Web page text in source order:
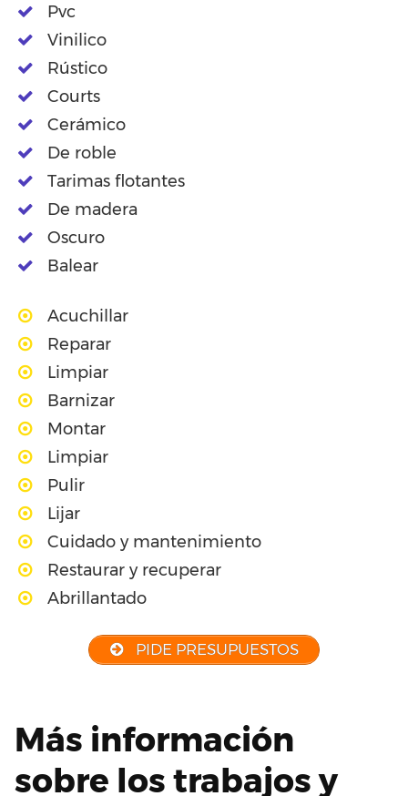
Pvc
Vinilico
Rústico
Courts
Cerámico
De roble
Tarimas flotantes
De madera
Oscuro
Balear
Acuchillar
Reparar
Limpiar
Barnizar
Montar
Limpiar
Pulir
Lijar
Cuidado y mantenimiento
Restaurar y recuperar
Abrillantado
PIDE PRESUPUESTOS
Más información
sobre los trabajos y